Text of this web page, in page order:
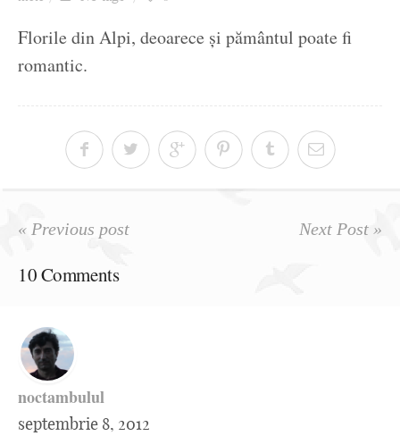
Florile din Alpi, deoarece și pământul poate fi
romantic.
« Previous post Next Post »
10 Comments
noctambulul
septembrie 8, 2012